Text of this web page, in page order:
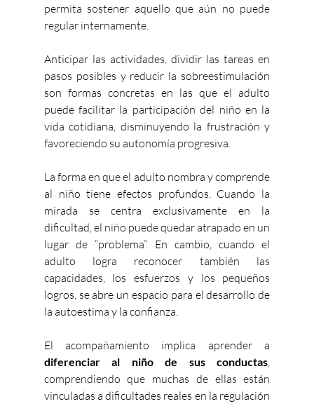
permita sostener aquello que aún no puede
regular internamente.
Anticipar las actividades, dividir las tareas en
pasos posibles y reducir la sobreestimulación
son formas concretas en las que el adulto
puede facilitar la participación del niño en la
vida cotidiana, disminuyendo la frustración y
favoreciendo su autonomía progresiva.
La forma en que el adulto nombra y comprende
al niño tiene efectos profundos. Cuando la
mirada se centra exclusivamente en la
dificultad, el niño puede quedar atrapado en un
lugar de “problema”. En cambio, cuando el
adulto logra reconocer también las
capacidades, los esfuerzos y los pequeños
logros, se abre un espacio para el desarrollo de
la autoestima y la confianza.
diferenciar al niño de sus conductas,
comprendiendo que muchas de ellas están
vinculadas a dificultades reales en la regulación